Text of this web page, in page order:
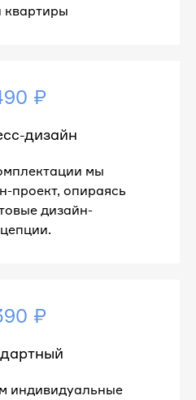
квартиры
₽
дизайн
мы
проект, опираясь
дизайн-
₽
индивидуальные